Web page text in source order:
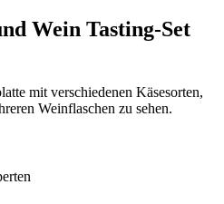
Wein Tasting-Set